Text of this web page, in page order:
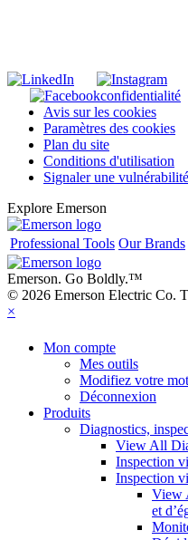
confidentialité
Avis sur les cookies
Paramètres des cookies
Plan du site
Conditions d'utilisation
Signaler une vulnérabilité
Explore Emerson
Professional Tools Our Brands
Emerson. Go Boldly.™
© 2026 Emerson Electric Co.
×
Mon compte
Mes outils
Modifiez votre
Déconnexion
Produits
Diagnostics,
View All
Inspection
Inspection
View
et